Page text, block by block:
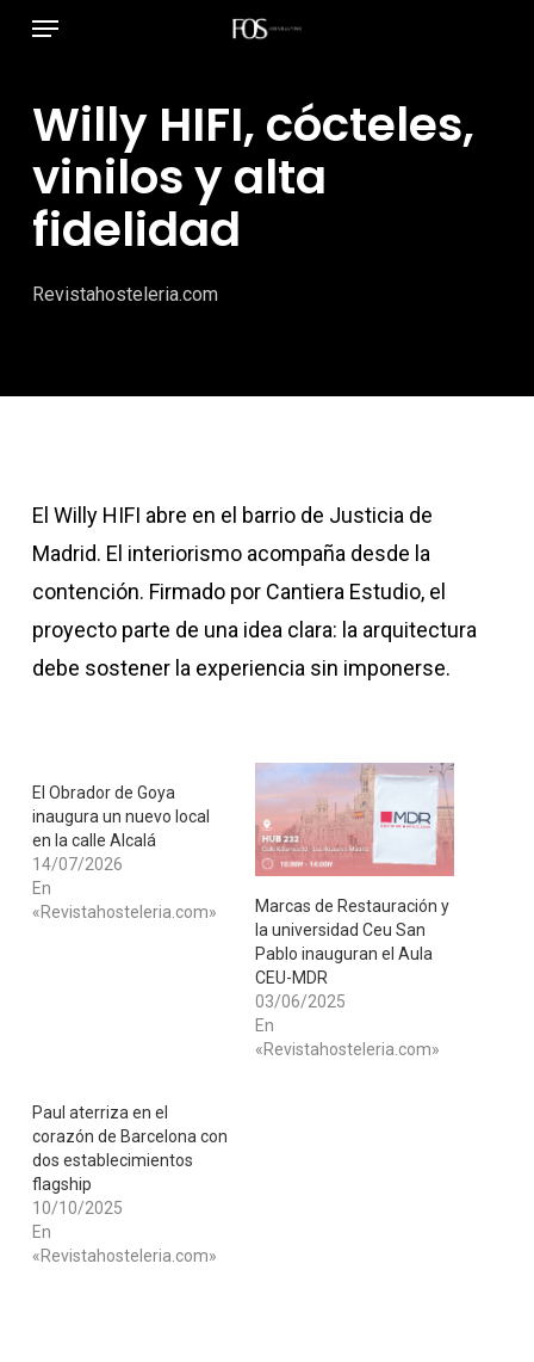
principal
Menú
Willy HIFI, cócteles,
vinilos y alta
fidelidad
Revistahosteleria.com
El Willy HIFI abre en el barrio de Justicia de
Madrid. El interiorismo acompaña desde la
contención. Firmado por Cantiera Estudio, el
proyecto parte de una idea clara: la arquitectura
debe sostener la experiencia sin imponerse.
El Obrador de Goya
inaugura un nuevo local
en la calle Alcalá
14/07/2026
En
«Revistahosteleria.com»
Marcas de Restauración y
la universidad Ceu San
Pablo inauguran el Aula
CEU-MDR
03/06/2025
En
«Revistahosteleria.com»
Paul aterriza en el
corazón de Barcelona con
dos establecimientos
flagship
10/10/2025
En
«Revistahosteleria.com»